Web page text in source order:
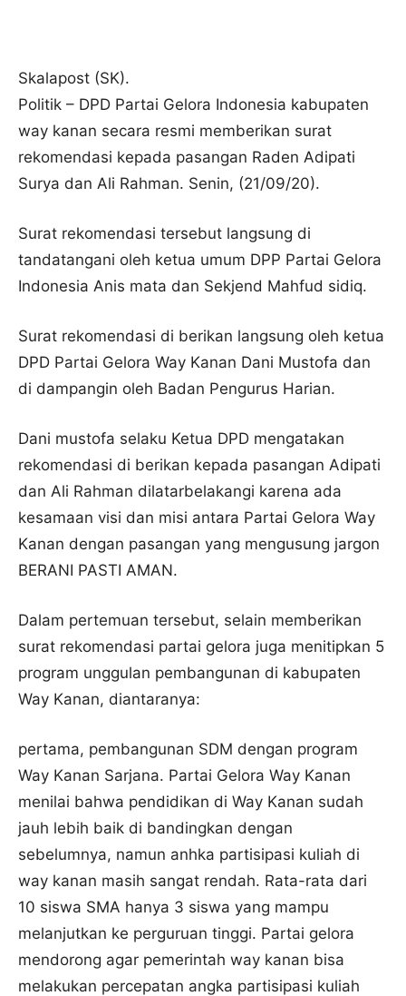
Skalapost (SK).
Politik – DPD Partai Gelora Indonesia kabupaten
way kanan secara resmi memberikan surat
rekomendasi kepada pasangan Raden Adipati
Surya dan Ali Rahman. Senin, (21/09/20).
Surat rekomendasi tersebut langsung di
tandatangani oleh ketua umum DPP Partai Gelora
Indonesia Anis mata dan Sekjend Mahfud sidiq.
Surat rekomendasi di berikan langsung oleh ketua
DPD Partai Gelora Way Kanan Dani Mustofa dan
di dampangin oleh Badan Pengurus Harian.
Dani mustofa selaku Ketua DPD mengatakan
rekomendasi di berikan kepada pasangan Adipati
dan Ali Rahman dilatarbelakangi karena ada
kesamaan visi dan misi antara Partai Gelora Way
Kanan dengan pasangan yang mengusung jargon
BERANI PASTI AMAN.
Dalam pertemuan tersebut, selain memberikan
surat rekomendasi partai gelora juga menitipkan 5
program unggulan pembangunan di kabupaten
Way Kanan, diantaranya:
pertama, pembangunan SDM dengan program
Way Kanan Sarjana. Partai Gelora Way Kanan
menilai bahwa pendidikan di Way Kanan sudah
jauh lebih baik di bandingkan dengan
sebelumnya, namun anhka partisipasi kuliah di
way kanan masih sangat rendah. Rata-rata dari
10 siswa SMA hanya 3 siswa yang mampu
melanjutkan ke perguruan tinggi. Partai gelora
mendorong agar pemerintah way kanan bisa
melakukan percepatan angka partisipasi kuliah